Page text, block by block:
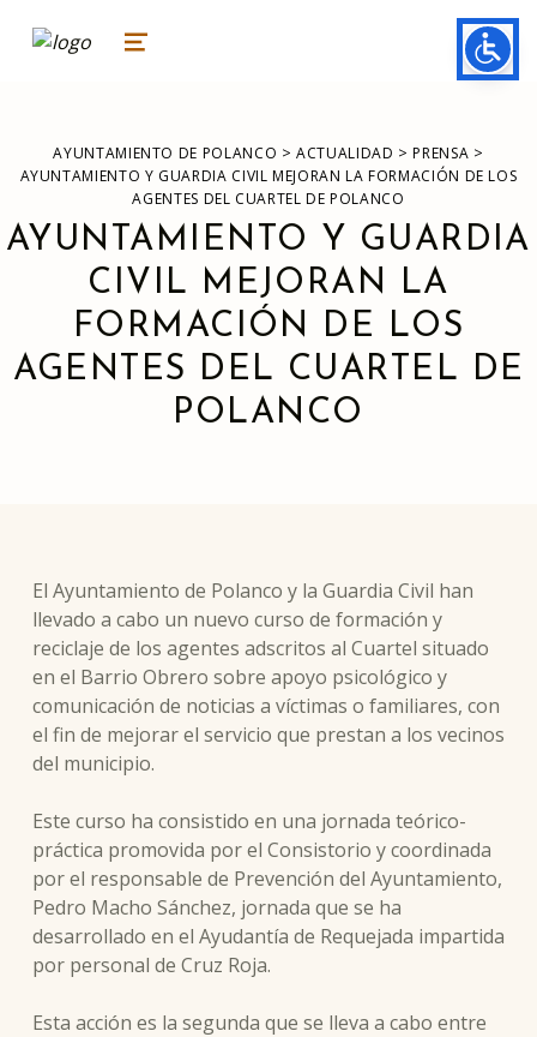
ayuntamiento de polanco
AYUNTAMIENTO DE POLANCO MENU
AYUNTAMIENTO DE POLANCO >ACTUALIDAD >PRENSA >
AYUNTAMIENTO Y GUARDIA CIVIL MEJORAN LA FORMACIÓN DE LOS
AGENTES DEL CUARTEL DE POLANCO
AYUNTAMIENTO Y GUARDIA
CIVIL MEJORAN LA
FORMACIÓN DE LOS
AGENTES DEL CUARTEL DE
POLANCO
El Ayuntamiento de Polanco y la Guardia Civil han
llevado a cabo un nuevo curso de formación y
reciclaje de los agentes adscritos al Cuartel situado
en el Barrio Obrero sobre apoyo psicológico y
comunicación de noticias a víctimas o familiares, con
el fin de mejorar el servicio que prestan a los vecinos
del municipio.
Este curso ha consistido en una jornada teórico-
práctica promovida por el Consistorio y coordinada
por el responsable de Prevención del Ayuntamiento,
Pedro Macho Sánchez, jornada que se ha
desarrollado en el Ayudantía de Requejada impartida
por personal de Cruz Roja.
Esta acción es la segunda que se lleva a cabo entre